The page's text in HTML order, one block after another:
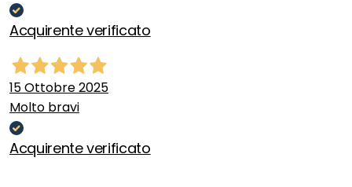
Acquirente verificato
15 Ottobre 2025
Molto bravi
Acquirente verificato